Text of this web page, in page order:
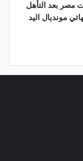
مصر بعد التأهل
مونديال اليد